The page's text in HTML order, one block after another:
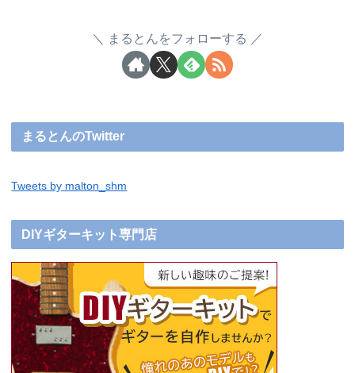
まるとんをフォローする
まるとんのTwitter
Tweets by malton_shm
DIYギターキット専門店